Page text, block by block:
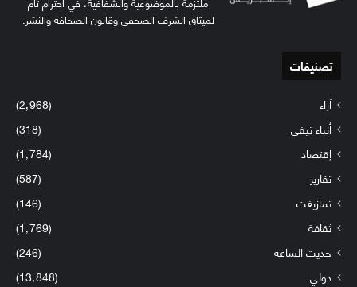
لميثاق الشرف الصحفي وقانون الصحافة والنشر.
تصنيفات
آراء
(2٬968)
أنباء تيفي
(318)
إقتصاد
(1٬784)
تقارير
(587)
تمازيغت
(146)
ثقافة
(1٬769)
حديث الساعة
(246)
دولي
(13٬848)